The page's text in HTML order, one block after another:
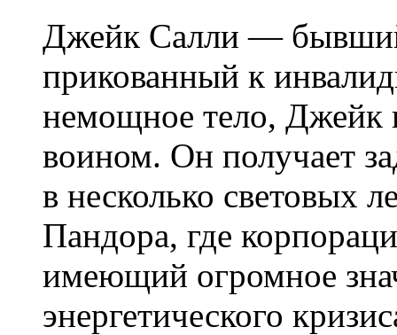
Джейк Салли —
прикованный к
немощное тело, Джейк
воином. Он получает
в несколько световых
Пандора, где
имеющий огромное
энергетического